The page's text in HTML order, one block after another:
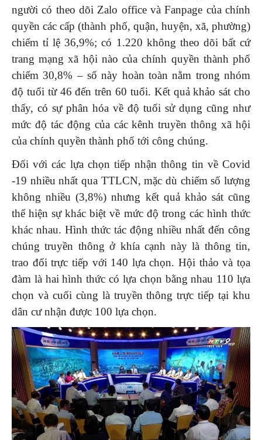
người có theo dõi Zalo office và Fanpage của chính
quyền các cấp (thành phố, quận, huyện, xã, phường)
chiếm tỉ lệ 36,9%; có 1.220 không theo dõi bất cứ
trang mạng xã hội nào của chính quyền thành phố
chiếm 30,8% – số này hoàn toàn nằm trong nhóm
độ tuổi từ 46 đến trên 60 tuổi. Kết quả khảo sát cho
thấy, có sự phân hóa về độ tuổi sử dụng cũng như
mức độ tác động của các kênh truyền thông xã hội
của chính quyền thành phố tới công chúng.
Đối với các lựa chọn tiếp nhận thông tin về Covid
-19 nhiều nhất qua TTLCN, mặc dù chiếm số lượng
không nhiều (3,8%) nhưng kết quả khảo sát cũng
thể hiện sự khác biệt về mức độ trong các hình thức
khác nhau. Hình thức tác động nhiều nhất đến công
chúng truyền thông ở khía cạnh này là thông tin,
trao đổi trực tiếp với 140 lựa chọn. Hội thảo và tọa
đàm là hai hình thức có lựa chọn bằng nhau 110 lựa
chọn và cuối cùng là truyền thông trực tiếp tại khu
dân cư nhận được 100 lựa chọn.